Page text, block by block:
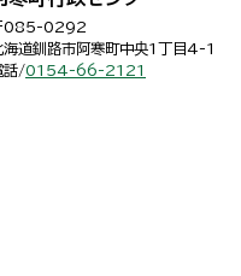
085-0292
海道釧路市阿寒町中央1丁目4-1
話/0154-66-2121